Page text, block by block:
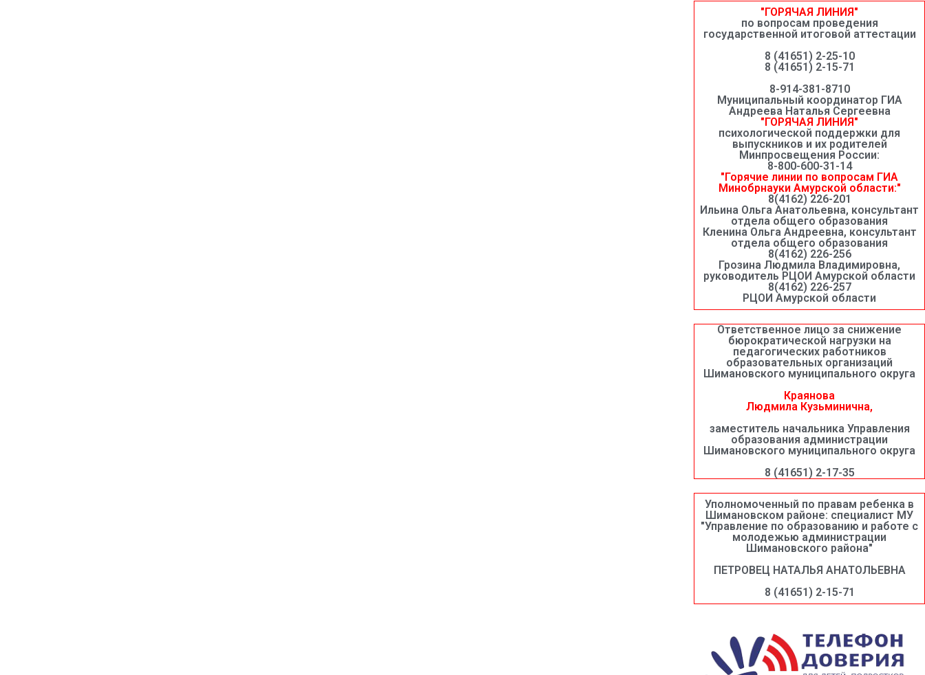
"ГОРЯЧАЯ ЛИНИЯ"
по вопросам проведения
государственной итоговой аттестации
8 (41651) 2-25-10
8 (41651) 2-15-71
8-914-381-8710
Муниципальный координатор ГИА
Андреева Наталья Сергеевна
"ГОРЯЧАЯ ЛИНИЯ"
психологической поддержки для
выпускников и их родителей
Минпросвещения России:
8-800-600-31-14
"Горячие линии по вопросам ГИА
Минобрнауки Амурской области:"
8(4162) 226-201
Ильина Ольга Анатольевна, консультант
отдела общего образования
Кленина Ольга Андреевна, консультант
отдела общего образования
8(4162) 226-256
Грозина Людмила Владимировна,
руководитель РЦОИ Амурской области
8(4162) 226-257
РЦОИ Амурской области
Ответственное лицо за снижение
бюрократической нагрузки на
педагогических работников
образовательных организаций
Шимановского муниципального округа
Краянова
Людмила Кузьминична,
заместитель начальника Управления
образования администрации
Шимановского муниципального округа
8 (41651) 2-17-35
Уполномоченный по правам ребенка в
Шимановском районе: специалист МУ
"Управление по образованию и работе с
молодежью администрации
Шимановского района"
ПЕТРОВЕЦ НАТАЛЬЯ АНАТОЛЬЕВНА
8 (41651) 2-15-71